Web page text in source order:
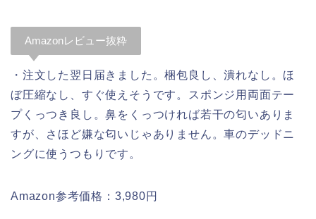
Amazonレビュー抜粋
・注文した翌日届きました。梱包良し、潰れなし。ほ
ぼ圧縮なし、すぐ使えそうです。スポンジ用両面テー
プくっつき良し。鼻をくっつければ若干の匂いありま
すが、さほど嫌な匂いじゃありません。車のデッドニ
ングに使うつもりです。
Amazon参考価格：3,980円